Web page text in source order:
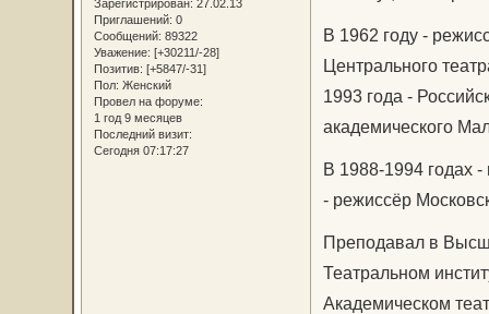
Зарегистрирован: 27.02.13
Приглашений: 0
Сообщений: 89322
Уважение: [+30211/-28]
Позитив: [+5847/-31]
Пол: Женский
Провел на форуме:
1 год 9 месяцев
Последний визит:
Сегодня 07:17:27
В 1962 году -
Центрального
1993 года -
академического
В 1988-1994 годах
- режиссёр
Преподавал в
Театральном
Академическом